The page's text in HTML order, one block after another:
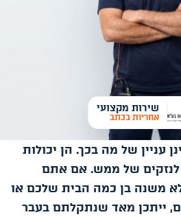
שירות מקצועי
אחריות בכתב
עניין של מה בכך. הן יכולות
לנזקים של ממש. אם אתם
משנה בן כמה הבית שלכם או
ייתכן מאד שנתקלתם בעבר